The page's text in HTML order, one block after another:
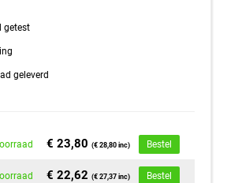
getest
geleverd
€ 23,80(€ 28,80 inc) Bestel
€ 22,62(€ 27,37 inc) Bestel